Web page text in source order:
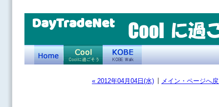
DayTradeNet
« 2012年04月04日(水) メイン・ページへ